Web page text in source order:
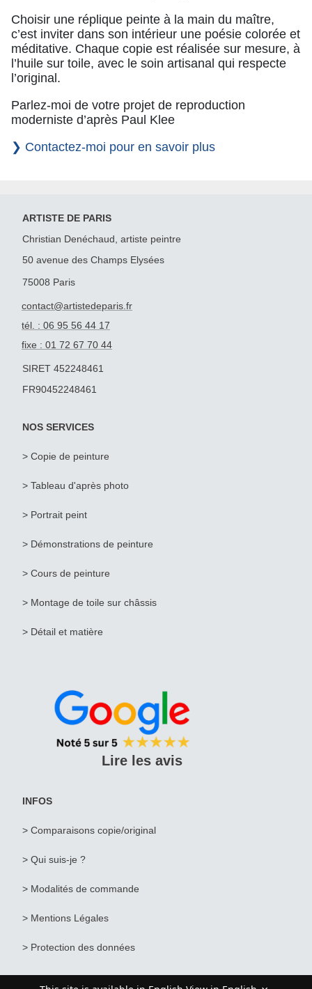
Choisir une réplique peinte à la main du maître,
c’est inviter dans son intérieur une poésie colorée et
méditative. Chaque copie est réalisée sur mesure, à
l’huile sur toile, avec le soin artisanal qui respecte
l’original.
Parlez-moi de votre projet de reproduction
moderniste d’après Paul Klee
❯ Contactez-moi pour en savoir plus
ARTISTE DE PARIS
Christian Denéchaud, artiste peintre
50 avenue des Champs Elysées
75008 Paris
contact@artistedeparis.fr
tél. : 06 95 56 44 17
fixe : 01 72 67 70 44
SIRET 452248461
FR90452248461
NOS SERVICES
> Copie de peinture
> Tableau d'après photo
> Portrait peint
> Démonstrations de peinture
> Cours de peinture
> Montage de toile sur châssis
> Détail et matière
Lire les avis
INFOS
> Comparaisons copie/original
> Qui suis-je ?
> Modalités de commande
> Mentions Légales
> Protection des données
© Artiste de Paris . fr 2026